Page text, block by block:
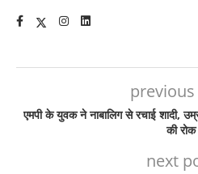
एमपी के युवक ने नाबालिग से रचाई शादी,
की रोक
next